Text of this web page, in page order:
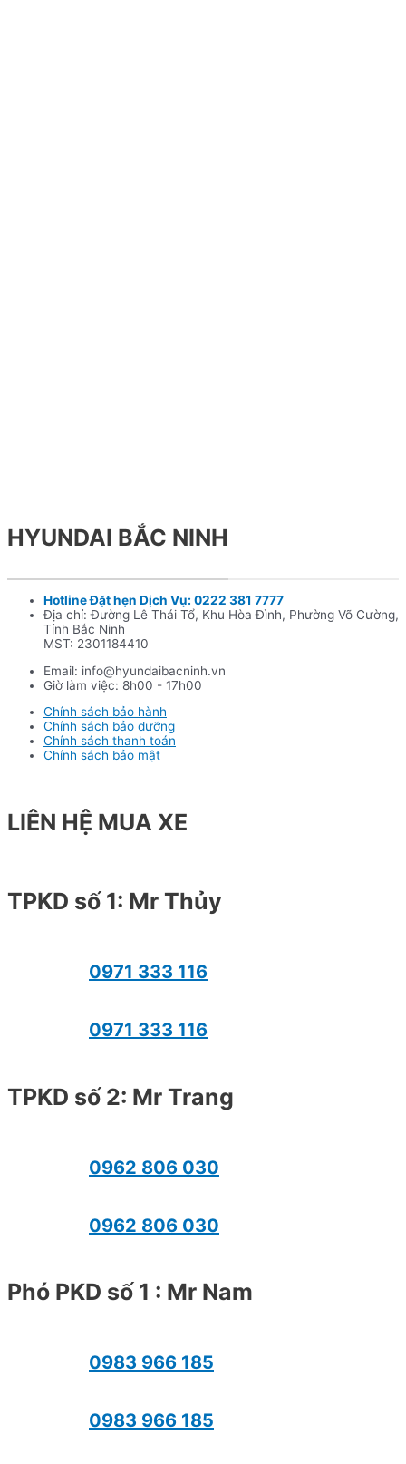
HYUNDAI BẮC NINH
Hotline Đặt hẹn Dịch Vụ: 0222 381 7777
Địa chỉ: Đường Lê Thái Tổ, Khu Hòa Đình, Phường Võ Cường,
Tỉnh Bắc Ninh
MST: 2301184410
Email: info@hyundaibacninh.vn
Giờ làm việc: 8h00 - 17h00
Chính sách bảo hành
Chính sách bảo dưỡng
Chính sách thanh toán
Chính sách bảo mật
LIÊN HỆ MUA XE
TPKD số 1: Mr Thủy
0971 333 116
0971 333 116
TPKD số 2: Mr Trang
0962 806 030
0962 806 030
Phó PKD số 1 : Mr Nam
0983 966 185
0983 966 185